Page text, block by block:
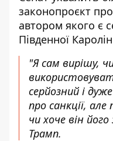
законопроєкт про
автором якого є
Південної
"Я сам вирішу,
серйозний і
про санкції,
чи хоче він
Трамп.